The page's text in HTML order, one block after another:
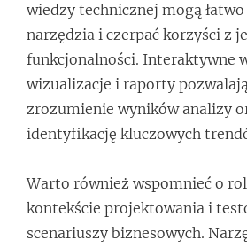
wiedzy technicznej mogą
narzędzia i czerpać korzyści z
funkcjonalności. Interaktywne
wizualizacje i raporty
zrozumienie wyników analizy
identyfikację kluczowych
Warto również wspomnieć o
kontekście projektowania i
scenariuszy biznesowych.